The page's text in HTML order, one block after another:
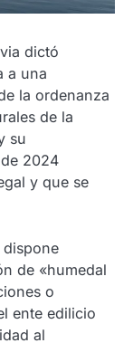
dictó
a una
la ordenanza
de la
su
2024
y que se
de «humedal
o
ente edilicio
al